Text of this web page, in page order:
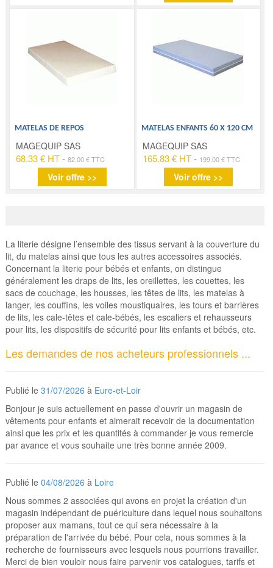
MATELAS DE REPOS
MAGEQUIP SAS
68.33 € HT -82.00 € TTC
Voir offre >>
MATELAS ENFANTS 60 X 120 CM
MAGEQUIP SAS
165.83 € HT- 199.00 € TTC
Voir offre >>
La literie désigne l’ensemble des tissus servant à la couverture du
lit, du matelas ainsi que tous les autres accessoires associés.
Concernant la literie pour bébés et enfants, on distingue
généralement les draps de lits, les oreillettes, les couettes, les
sacs de couchage, les housses, les têtes de lits, les matelas à
langer, les couffins, les voiles moustiquaires, les tours et barrières
de lits, les cale-têtes et cale-bébés, les escaliers et rehausseurs
pour lits, les dispositifs de sécurité pour lits enfants et bébés, etc.
Les demandes de nos acheteurs professionnels ...
Publié le31/07/2026 à Eure-et-Loir
Bonjour je suis actuellement en passe d'ouvrir un magasin de
vêtements pour enfants et aimerait recevoir de la documentation
ainsi que les prix et les quantités à commander je vous remercie
par avance et vous souhaite une très bonne année 2009.
Publié le04/08/2026 à Loire
Nous sommes 2 associées qui avons en projet la création d'un
magasin indépendant de puériculture dans lequel nous souhaitons
proposer aux mamans, tout ce qui sera nécessaire à la
préparation de l'arrivée du bébé. Pour cela, nous sommes à la
recherche de fournisseurs avec lesquels nous pourrions travailler.
Merci de bien vouloir nous faire parvenir vos catalogues, tarifs et